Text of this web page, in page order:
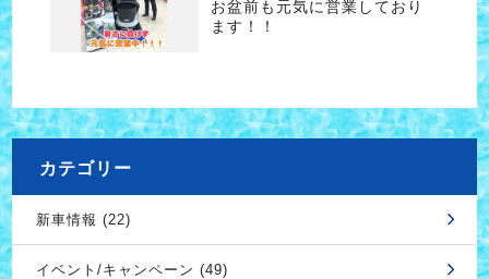
お盆前も元気に営業しており
ます！！
カテゴリー
新車情報 (22)
イベント/キャンペーン (49)